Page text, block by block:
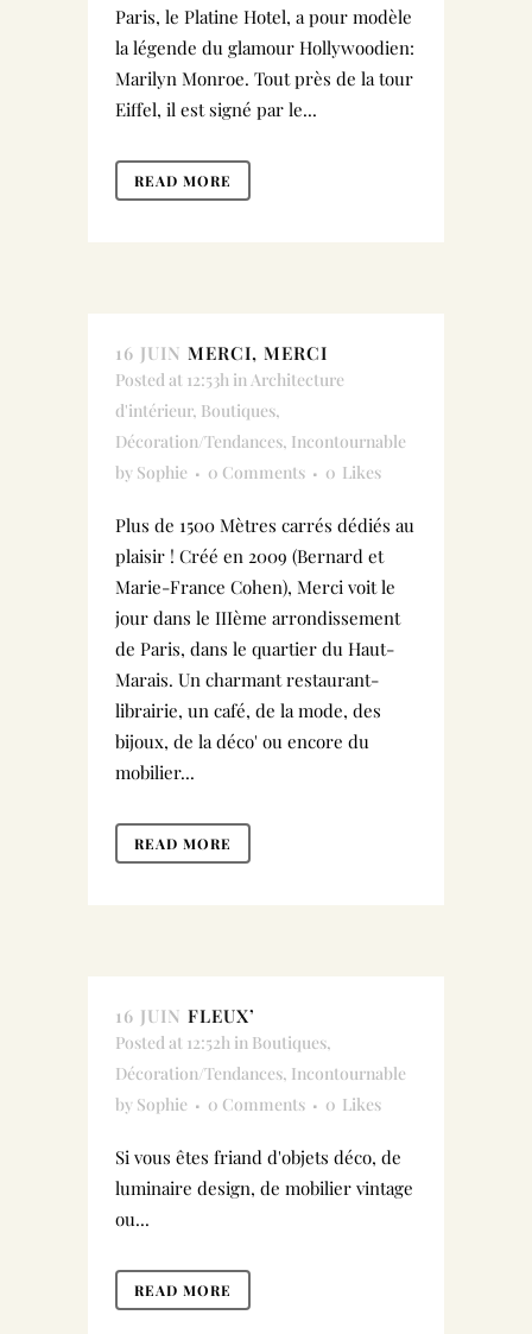
Paris, le Platine Hotel, a pour modèle
la légende du glamour Hollywoodien:
Marilyn Monroe. Tout près de la tour
Eiffel, il est signé par le...
READ MORE
16 JUIN MERCI, MERCI
Posted at 12:53h inArchitecture
d'intérieur, Boutiques,
Décoration/Tendances, Incontournable
by Sophie 0 Comments 0 Likes
Plus de 1500 Mètres carrés dédiés au
plaisir ! Créé en 2009 (Bernard et
Marie-France Cohen), Merci voit le
jour dans le IIIème arrondissement
de Paris, dans le quartier du Haut-
Marais. Un charmant restaurant-
librairie, un café, de la mode, des
bijoux, de la déco' ou encore du
mobilier...
READ MORE
16 JUIN FLEUX’
Posted at 12:52h in Boutiques,
Décoration/Tendances, Incontournable
by Sophie 0 Comments 0 Likes
Si vous êtes friand d'objets déco, de
luminaire design, de mobilier vintage
ou...
READ MORE